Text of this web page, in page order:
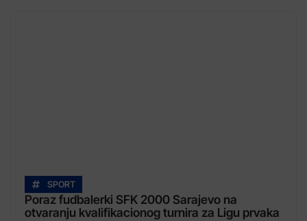
SPORT
Poraz fudbalerki SFK 2000 Sarajevo na
otvaranju kvalifikacionog turnira za Ligu prvaka